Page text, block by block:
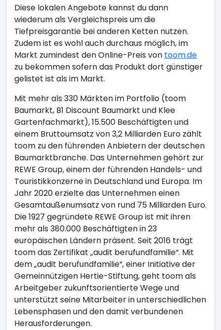
Diese lokalen Angebote kannst du dann
wiederum als Vergleichspreis um die
Tiefpreisgarantie bei anderen Ketten nutzen.
Zudem ist es wohl auch durchaus möglich, im
Markt zumindest den Online-Preis von toom.de
zu bekommen sofern das Produkt dort günstiger
gelistet ist als im Markt.
Mit mehr als 330 Märkten im Portfolio (toom
Baumarkt, B1 Discount Baumarkt und Klee
Gartenfachmarkt), 15.500 Beschäftigten und
einem Bruttoumsatz von 3,2 Milliarden Euro zählt
toom zu den führenden Anbietern der deutschen
Baumarktbranche. Das Unternehmen gehört zur
REWE Group, einem der führenden Handels- und
Touristikkonzerne in Deutschland und Europa. Im
Jahr 2020 erzielte das Unternehmen einen
Gesamtaußenumsatz von rund 75 Milliarden Euro.
Die 1927 gegründete REWE Group ist mit ihren
mehr als 380.000 Beschäftigten in 23
europäischen Ländern präsent. Seit 2016 trägt
toom das Zertifikat „audit berufundfamilie“. Mit
dem „audit berufundfamilie“, einer Initiative der
Gemeinnützigen Hertie-Stiftung, geht toom als
Arbeitgeber zukunftsorientierte Wege und
unterstützt seine Mitarbeiter in unterschiedlichen
Lebensphasen und den damit verbundenen
Herausforderungen.